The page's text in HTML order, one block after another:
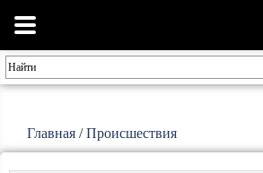
Главная /Происшествия